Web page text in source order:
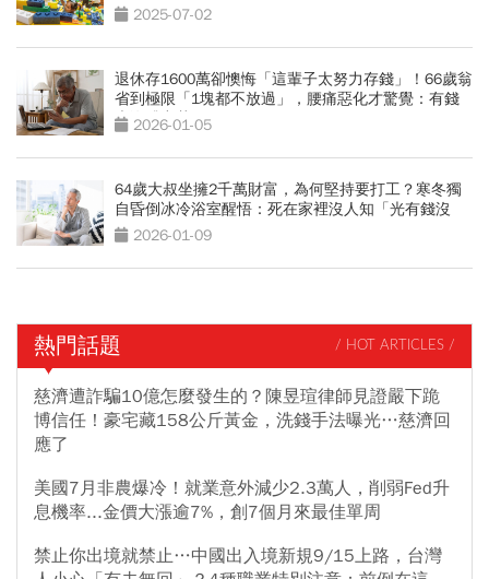
2025-07-02
退休存1600萬卻懊悔「這輩子太努力存錢」！66歲翁
省到極限「1塊都不放過」，腰痛惡化才驚覺：有錢
也沒體力花
2026-01-05
64歲大叔坐擁2千萬財富，為何堅持要打工？寒冬獨
自昏倒冰冷浴室醒悟：死在家裡沒人知「光有錢沒
用」2026-01-09
熱門話題 / HOT ARTICLES /
慈濟遭詐騙10億怎麼發生的？陳昱瑄律師見證嚴下跪
博信任！豪宅藏158公斤黃金，洗錢手法曝光…慈濟回
應了
美國7月非農爆冷！就業意外減少2.3萬人，削弱Fed升
息機率...金價大漲逾7%，創7個月來最佳單周
禁止你出境就禁止…中國出入境新規9/15上路，台灣